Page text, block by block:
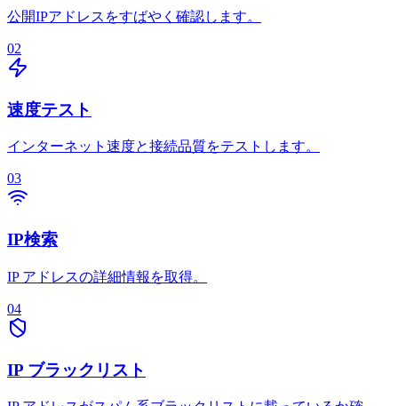
公開IPアドレスをすばやく確認します。
02
速度テスト
インターネット速度と接続品質をテストします。
03
IP検索
IP アドレスの詳細情報を取得。
04
IP ブラックリスト